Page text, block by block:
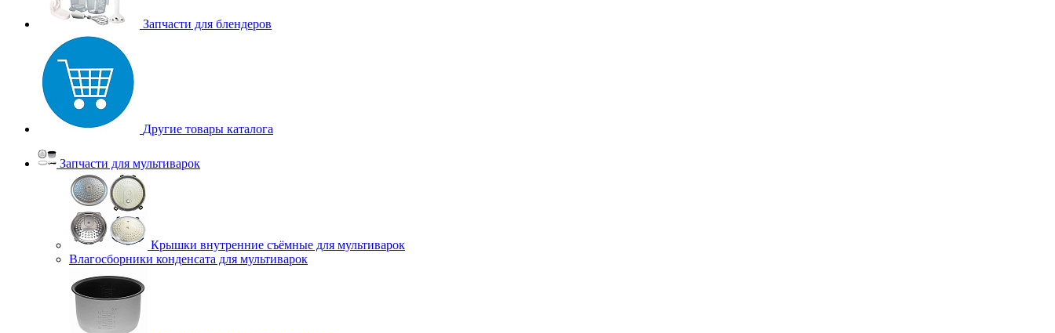
Запчасти для блендеров
Другие товары каталога
Запчасти для мультиварок
Крышки внутренние съёмные для мультиварок
Влагосборники конденсата для мультиварок